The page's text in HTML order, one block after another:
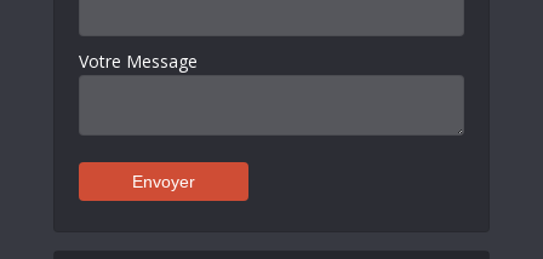
Votre Message